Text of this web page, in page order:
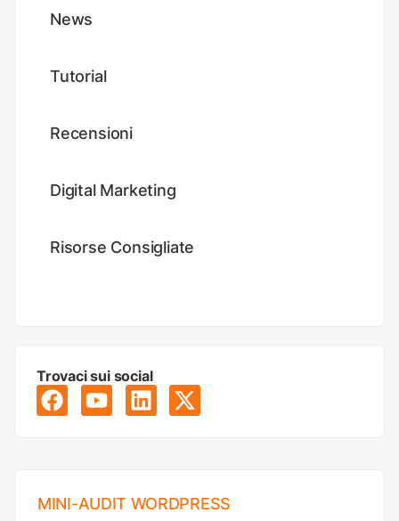
News
Tutorial
Recensioni
Digital Marketing
Risorse Consigliate
Trovaci sui social
MINI-AUDIT WORDPRESS